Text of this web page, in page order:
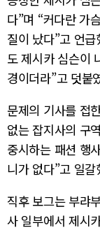
다”며 “커다란 가
질이 났다”고 언
도 제시카 심슨이
경이더라”고 덧붙
문제의 기사를 접
없는 잡지사의 구
중시하는 패션 행
니가 없다”고 일갈
직후 보그는 부랴
사 일부에서 제시